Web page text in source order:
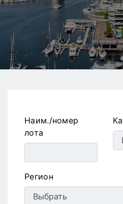
Наим./номер
лота
Регион